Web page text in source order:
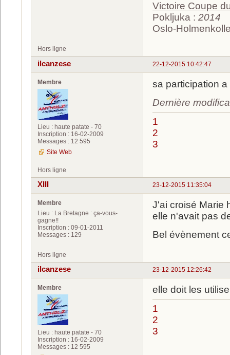
Victoire Coupe
Pokljuka : 2014
Oslo-
Hors ligne
22-12-2015 10:42:47
ilcanzese
Membre
Lieu : haute patate - 70
Inscription : 16-02-2009
Messages : 12 595
Site Web
sa participation
Dernière
1
2
3
Hors ligne
23-12-2015 11:35:04
XIII
Membre
Lieu : La Bretagne : ça-vous-
gagne!!
Inscription : 09-01-2011
Messages : 129
J'ai croisé Marie
elle n'avait pas
Bel évènement
Hors ligne
23-12-2015 12:26:42
ilcanzese
Membre
Lieu : haute patate - 70
Inscription : 16-02-2009
Messages : 12 595
elle doit les
1
2
3